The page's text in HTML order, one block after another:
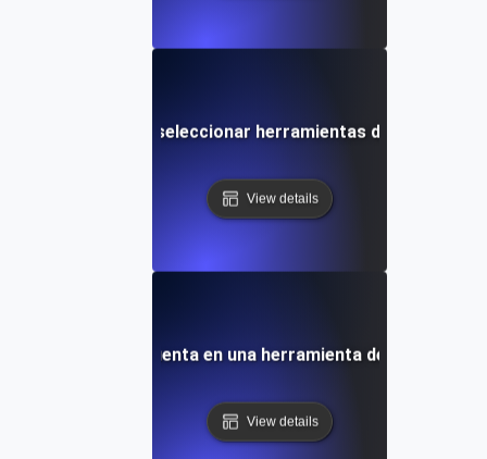
comunes al seleccionar herramientas de
View details
a tener en cuenta en una herramienta de integración
View details